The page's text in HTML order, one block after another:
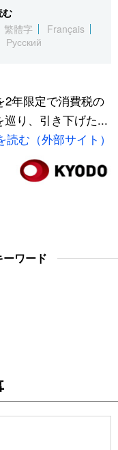
Русский
む
繁體字
Français
Русский
2年限定で消費税の
り、引き下げた...
読む（外部サイト）
ワード